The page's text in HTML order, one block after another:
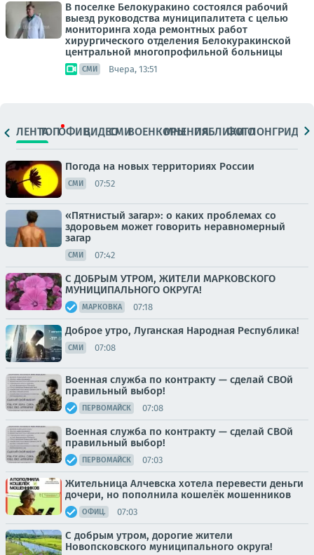
В поселке Белокуракино состоялся рабочий
выезд руководства муниципалитета с целью
мониторинга хода ремонтных работ
хирургического отделения Белокуракинской
центральной многопрофильной больницы
СМИ Вчера, 13:51
ЛЕНТАТОПОФИЦ.ВИДЕОСМИВОЕНКОРЫМНЕНИЯПАБЛИКИ
ФОТОЛОНГРИДЫ
Погода на новых территориях России
СМИ 07:52
«Пятнистый загар»: о каких проблемах со
здоровьем может говорить неравномерный
загар
СМИ 07:42
С ДОБРЫМ УТРОМ, ЖИТЕЛИ МАРКОВСКОГО
МУНИЦИПАЛЬНОГО ОКРУГА!
МАРКОВКА 07:18
Доброе утро, Луганская Народная Республика!
СМИ 07:08
Военная служба по контракту — сделай СВОй
правильный выбор!
ПЕРВОМАЙСК 07:08
Военная служба по контракту — сделай СВОй
правильный выбор!
ПЕРВОМАЙСК 07:03
Жительница Алчевска хотела перевести деньги
дочери, но пополнила кошелёк мошенников
ОФИЦ. 07:03
С добрым утром, дорогие жители
Новопсковского муниципального округа!